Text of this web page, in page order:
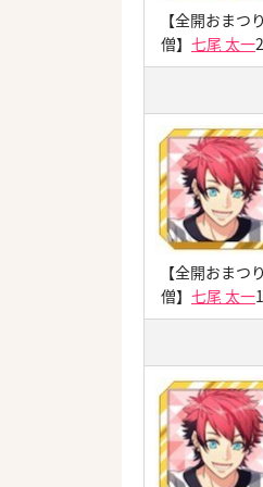
【全開おまつ
僧】 七尾 太一
【全開おまつ
僧】 七尾 太一